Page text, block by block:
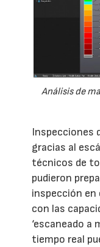
Análisis de
Inspecciones
gracias al
técnicos de
pudieron
inspección en
con las
‘escaneado a
tiempo real